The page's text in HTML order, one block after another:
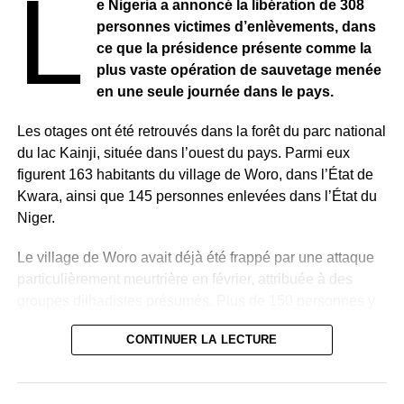
L
e Nigeria a annoncé la libération de 308
personnes victimes d’enlèvements, dans
ce que la présidence présente comme la
plus vaste opération de sauvetage menée
en une seule journée dans le pays.
Les otages ont été retrouvés dans la forêt du parc national
du lac Kainji, située dans l’ouest du pays. Parmi eux
figurent 163 habitants du village de Woro, dans l’État de
Kwara, ainsi que 145 personnes enlevées dans l’État du
Niger.
Le village de Woro avait déjà été frappé par une attaque
particulièrement meurtrière en février, attribuée à des
avaient été tuées, tandis que de nombreux habitants
avaient été enlevés.
Pour mener à bien cette opération, les autorités
CONTINUER LA LECTURE